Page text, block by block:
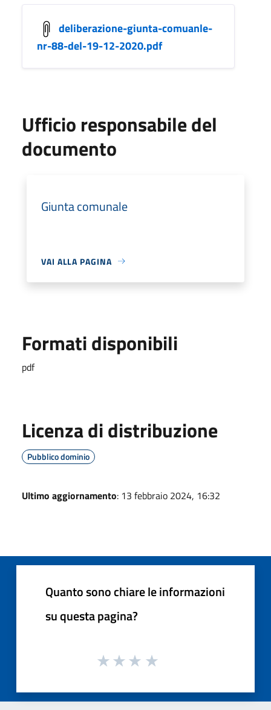
deliberazione-giunta-comuanle-
nr-88-del-19-12-2020.pdf
Ufficio responsabile del
documento
Giunta comunale
VAI ALLA PAGINA
Formati disponibili
pdf
Licenza di distribuzione
Pubblico dominio
Ultimo aggiornamento: 13 febbraio 2024, 16:32
Quanto sono chiare le informazioni
su questa pagina?